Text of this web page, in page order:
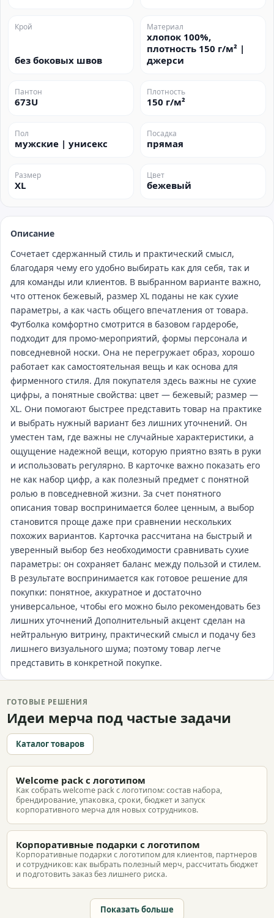
Крой
без боковых швов
Материал
хлопок 100%,
плотность 150 г/м² |
джерси
Пантон
673U
Плотность
150 г/м²
Пол
мужские | унисекс
Посадка
прямая
Размер
XL
Цвет
бежевый
Описание
Сочетает сдержанный стиль и практический смысл,
благодаря чему его удобно выбирать как для себя, так и
для команды или клиентов. В выбранном варианте важно,
что оттенок бежевый, размер XL поданы не как сухие
параметры, а как часть общего впечатления от товара.
Футболка комфортно смотрится в базовом гардеробе,
подходит для промо‑мероприятий, формы персонала и
повседневной носки. Она не перегружает образ, хорошо
работает как самостоятельная вещь и как основа для
фирменного стиля. Для покупателя здесь важны не сухие
цифры, а понятные свойства: цвет — бежевый; размер —
XL. Они помогают быстрее представить товар на практике
и выбрать нужный вариант без лишних уточнений. Он
уместен там, где важны не случайные характеристики, а
ощущение надежной вещи, которую приятно взять в руки
и использовать регулярно. В карточке важно показать его
не как набор цифр, а как полезный предмет с понятной
ролью в повседневной жизни. За счет понятного
описания товар воспринимается более ценным, а выбор
становится проще даже при сравнении нескольких
похожих вариантов. Карточка рассчитана на быстрый и
уверенный выбор без необходимости сравнивать сухие
параметры: он сохраняет баланс между пользой и стилем.
В результате воспринимается как готовое решение для
покупки: понятное, аккуратное и достаточно
универсальное, чтобы его можно было рекомендовать без
лишних уточнений Дополнительный акцент сделан на
нейтральную витрину, практический смысл и подачу без
лишнего визуального шума; поэтому товар легче
представить в конкретной покупке.
ГОТОВЫЕ РЕШЕНИЯ
Идеи мерча под частые задачи
Каталог товаров
Welcome pack с логотипом
Как собрать welcome pack с логотипом: состав набора,
брендирование, упаковка, сроки, бюджет и запуск
корпоративного мерча для новых сотрудников.
Корпоративные подарки с логотипом
Корпоративные подарки с логотипом для клиентов, партнеров
и сотрудников: как выбрать полезный мерч, рассчитать бюджет
и подготовить заказ без лишнего риска.
Показать больше